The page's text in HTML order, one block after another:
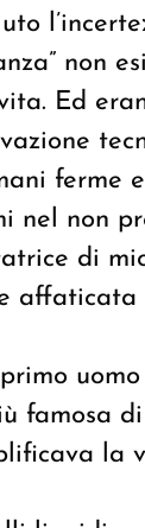
non
Ed
ferme
nel non
di
affaticata
famosa
la